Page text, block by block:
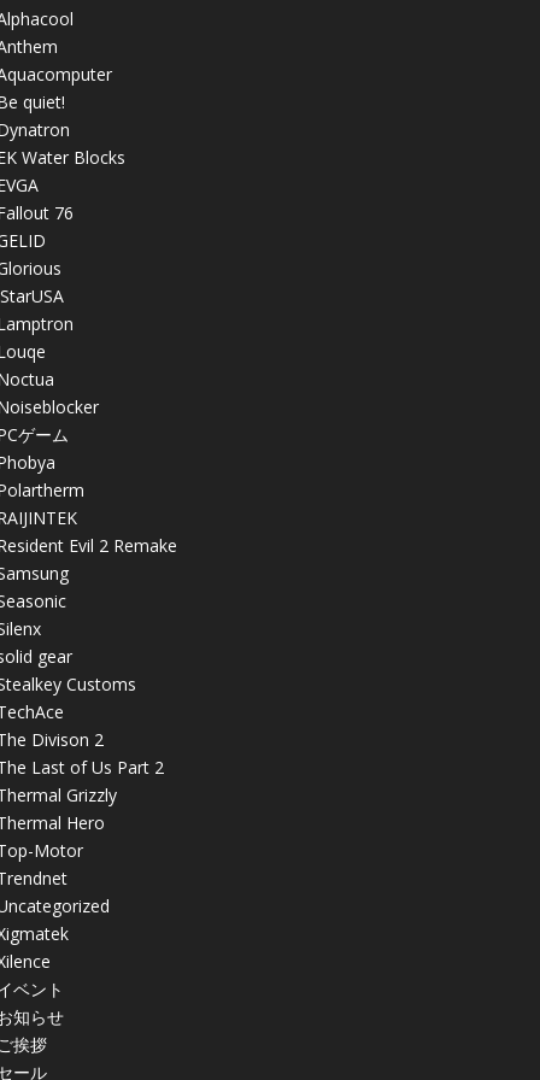
quiet!
Water Blocks
76
ゲーム
Evil 2 Remake
gear
Customs
Divison 2
Last of Us Part 2
Grizzly
Hero
Motor
ベント
知らせ
挨拶
ール